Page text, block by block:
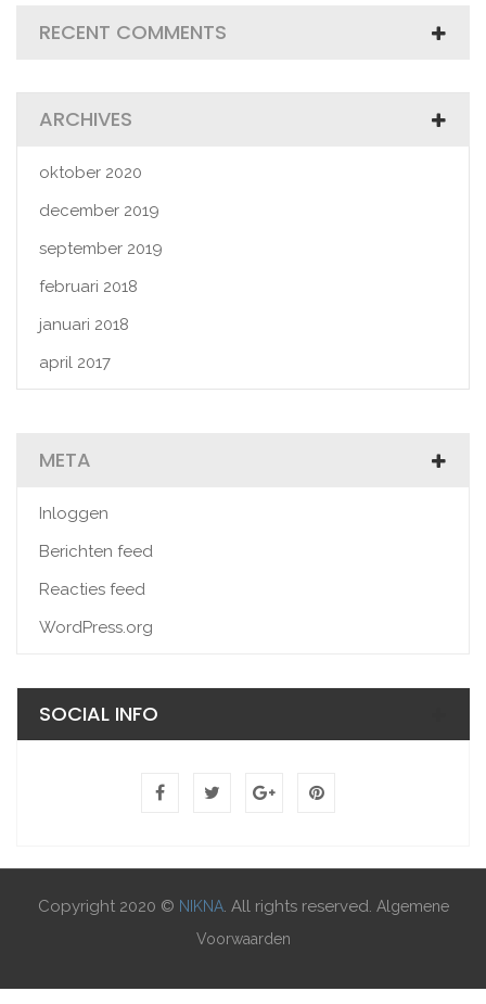
RECENT COMMENTS
ARCHIVES
oktober 2020
december 2019
september 2019
februari 2018
januari 2018
april 2017
META
Inloggen
Berichten feed
Reacties feed
WordPress.org
SOCIAL INFO
Copyright 2020 © NIKNA. All rights reserved. Algemene
Voorwaarden